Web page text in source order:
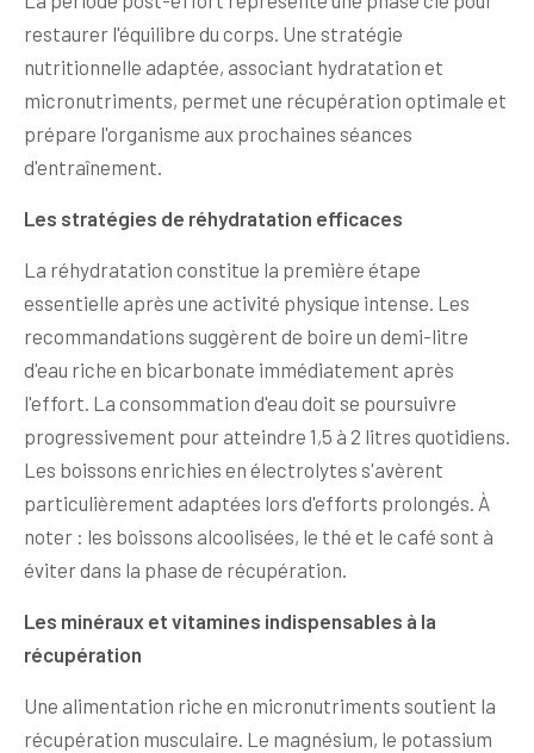
restaurer l'équilibre du corps. Une stratégie
nutritionnelle adaptée, associant hydratation et
micronutriments, permet une récupération optimale et
prépare l'organisme aux prochaines séances
d'entraînement.
Les stratégies de réhydratation efficaces
La réhydratation constitue la première étape
essentielle après une activité physique intense. Les
recommandations suggèrent de boire un demi-litre
d'eau riche en bicarbonate immédiatement après
l'effort. La consommation d'eau doit se poursuivre
progressivement pour atteindre 1,5 à 2 litres quotidiens.
Les boissons enrichies en électrolytes s'avèrent
particulièrement adaptées lors d'efforts prolongés. À
noter : les boissons alcoolisées, le thé et le café sont à
éviter dans la phase de récupération.
Les minéraux et vitamines indispensables à la
récupération
Une alimentation riche en micronutriments soutient la
récupération musculaire. Le magnésium, le potassium